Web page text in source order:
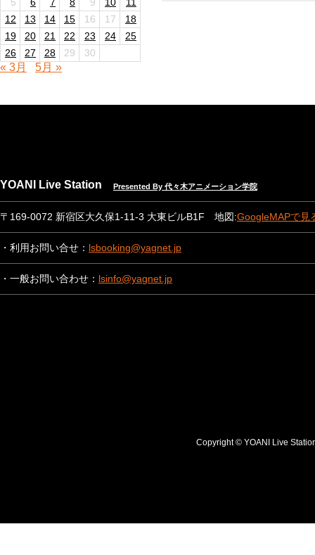
5
6 7 8 9 10
11
12
13 14 15 16 17
18
19
20 21 22 23 24
25
26
27 28 29 30
« 3月 5月 »
YOANI Live Station Presented By 代々木アニメーション学院
〒169-0072 新宿区大久保1-11-3 大東ビルB1F 地図:GoogleMAPで見
・利用お問い合せ： lsbooking@yagnet.jp
・一般お問い合わせ： lsinfo@yagnet.jp
Copyright © YOANI Live